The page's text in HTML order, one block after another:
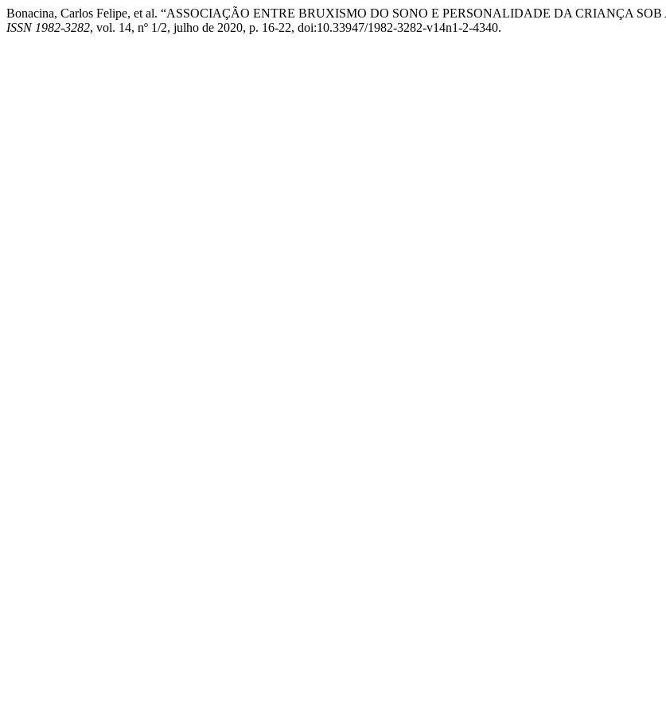
Bonacina, Carlos Felipe, et al. “ASSOCIAÇÃO ENTRE BRUXISMO DO SONO E PERSONALIDADE DA CRIANÇA
ISSN 1982-3282, vol. 14, nº 1/2, julho de 2020, p. 16-22, doi:10.33947/1982-3282-v14n1-2-4340.